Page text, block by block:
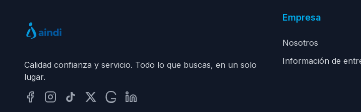
Calidad confianza y servicio. Todo lo que buscas, en un solo
lugar.
Empresa
Nosotros
Información de